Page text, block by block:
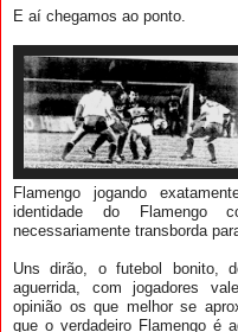
E aí chegamos ao ponto.
Flamengo jogando
identidade do Flamengo
necessariamente transborda
Uns dirão, o futebol bonito,
aguerrida, com jogadores
opinião os que melhor se
que o verdadeiro Flamengo é